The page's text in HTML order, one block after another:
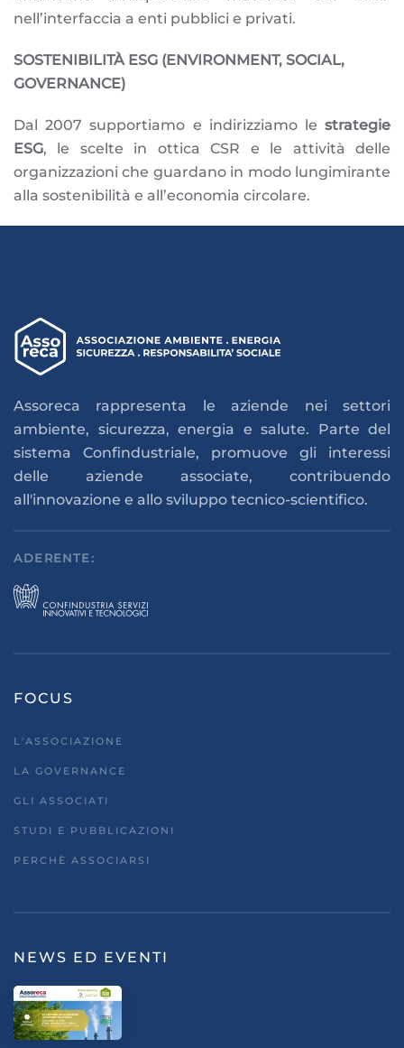
nell’interfaccia a enti pubblici e privati.
SOSTENIBILITÀ ESG (ENVIRONMENT, SOCIAL,
GOVERNANCE)
Dal 2007 supportiamo e indirizziamo le strategie
ESG, le scelte in ottica CSR e le attività delle
organizzazioni che guardano in modo lungimirante
alla sostenibilità e all’economia circolare.
Assoreca rappresenta le aziende nei settori
ambiente, sicurezza, energia e salute. Parte del
sistema Confindustriale, promuove gli interessi
delle aziende associate, contribuendo
all'innovazione e allo sviluppo tecnico-scientifico.
ADERENTE:
FOCUS
L'ASSOCIAZIONE
LA GOVERNANCE
GLI ASSOCIATI
STUDI E PUBBLICAZIONI
PERCHÈ ASSOCIARSI
NEWS ED EVENTI